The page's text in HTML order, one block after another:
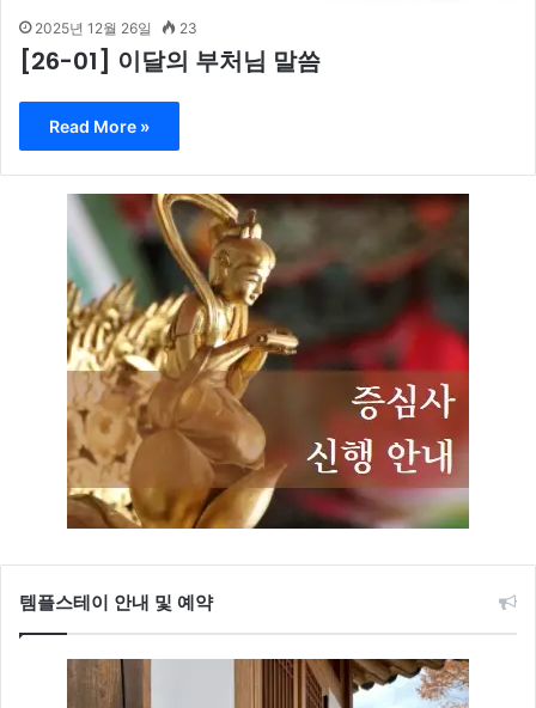
2025년 12월 26일 23
[26-01] 이달의 부처님 말씀
Read More »
템플스테이 안내 및 예약